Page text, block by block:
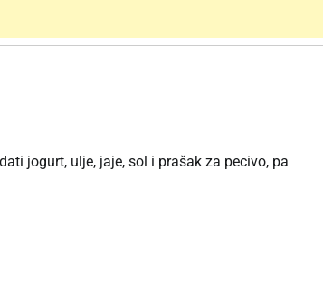
jogurt, ulje, jaje, sol i prašak za pecivo, pa